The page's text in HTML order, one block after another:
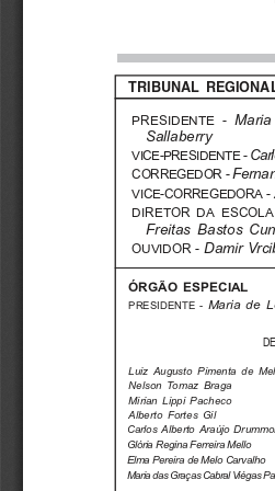
TRIBUNAL
PRESIDENTE - Maria
Sallaberry
VICE-PRESIDENTE -
CORREGEDOR -
VICE-CORREGEDORA -
DIRETOR DA
Freitas  Bastos
OUVIDOR - Damir
ÓRGÃO ESPECIAL
PRESIDENTE - Maria  de
Luiz  Augusto  Pimenta  de
Nelson  Tomaz  Braga
Mirian  Lippi  Pacheco
Alberto  Fortes  Gil
Carlos  Alberto  Araújo
Glória Regina Ferreira Mello
Elma Pereira de Melo Carvalho
Maria das Graças Cabral Viégas